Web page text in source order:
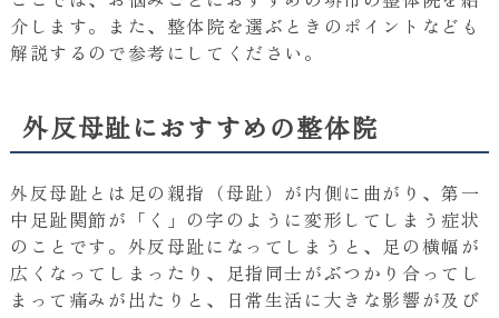
介します。また、整体院を選ぶときのポイントなども
解説するので参考にしてください。
外反母趾におすすめの整体院
外反母趾とは足の親指（母趾）が内側に曲がり、第一
中足趾関節が「く」の字のように変形してしまう症状
のことです。外反母趾になってしまうと、足の横幅が
広くなってしまったり、足指同士がぶつかり合ってし
まって痛みが出たりと、日常生活に大きな影響が及び